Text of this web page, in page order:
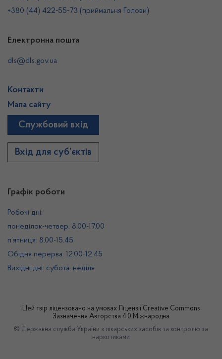
Графік роботи
Робочі дні:
понеділок-четвер: 8.00-17.00
п’ятниця: 8.00-15.45
Обідня перерва: 12.00-12.45
Вихідні дні: субота, неділя
+380 (44) 422-55-73 (приймальня Голови)
Електронна пошта
dls@dls.gov.ua
Контакти
Мапа сайту
Службовий вхід
Вхід для суб’єктів
Цей твір ліцензовано на умовах Ліцензії Creative Commons
Зазначення Авторства 4.0 Міжнародна
© Державна служба України з лікарських засобів та контролю за
наркотиками